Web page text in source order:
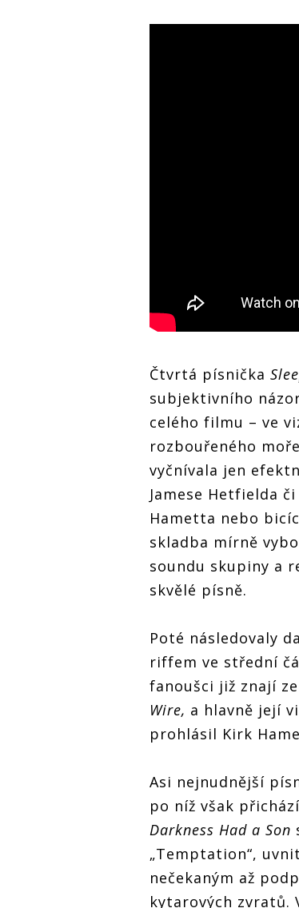
Čtvrtá písnička
subjektivního
celého filmu – ve
rozbouřeného
vyčnívala jen
Jamese Hetfielda
Hametta nebo
skladba mírně
soundu skupiny a
skvělé písně.
Poté následovaly
riffem ve střední
fanoušci již znají
Wire, a hlavně její
prohlásil Kirk
Asi nejnudnější
po níž však
Darkness Had a Son
„Temptation“,
nečekaným až
kytarových zvratů.